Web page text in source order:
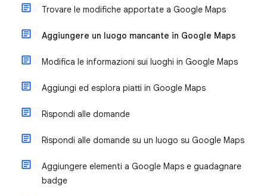
Trovare le modifiche apportate a Google Maps
Aggiungere un luogo mancante in Google Maps
Modifica le informazioni sui luoghi in Google Maps
Aggiungi ed esplora piatti in Google Maps
Rispondi alle domande
Rispondi alle domande su un luogo su Google Maps
Aggiungere elementi a Google Maps e guadagnare
badge